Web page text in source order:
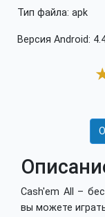
Тип файла: apk
Версия Android:
Cash'em All –
вы можете